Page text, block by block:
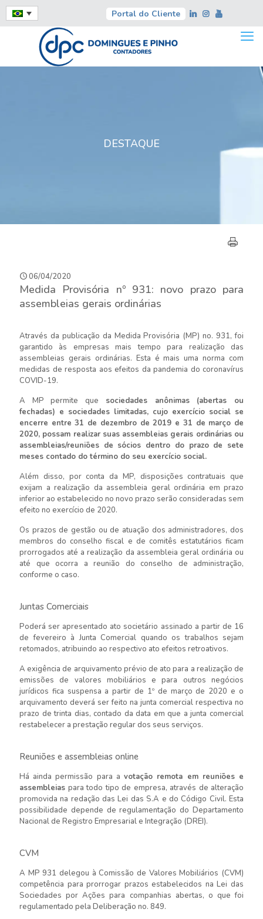
Portal do Cliente
DESTAQUE
06/04/2020
Medida Provisória nº 931: novo prazo para
assembleias gerais ordinárias
Através da publicação da Medida Provisória (MP) no. 931, foi
garantido às empresas mais tempo para realização das
assembleias gerais ordinárias. Esta é mais uma norma com
medidas de resposta aos efeitos da pandemia do coronavírus
COVID-19.
A MP permite que sociedades anônimas (abertas ou
fechadas) e sociedades limitadas, cujo exercício social se
encerre entre 31 de dezembro de 2019 e 31 de março de
2020, possam realizar suas assembleias gerais ordinárias ou
assembleias/reuniões de sócios dentro do prazo de sete
meses contado do término do seu exercício social.
Além disso, por conta da MP, disposições contratuais que
exijam a realização da assembleia geral ordinária em prazo
inferior ao estabelecido no novo prazo serão consideradas sem
efeito no exercício de 2020.
Os prazos de gestão ou de atuação dos administradores, dos
membros do conselho fiscal e de comitês estatutários ficam
prorrogados até a realização da assembleia geral ordinária ou
até que ocorra a reunião do conselho de administração,
conforme o caso.
Juntas Comerciais
Poderá ser apresentado ato societário assinado a partir de 16
de fevereiro à Junta Comercial quando os trabalhos sejam
retomados, atribuindo ao respectivo ato efeitos retroativos.
A exigência de arquivamento prévio de ato para a realização de
emissões de valores mobiliários e para outros negócios
jurídicos fica suspensa a partir de 1º de março de 2020 e o
arquivamento deverá ser feito na junta comercial respectiva no
prazo de trinta dias, contado da data em que a junta comercial
restabelecer a prestação regular dos seus serviços.
Reuniões e assembleias online
Há ainda permissão para avotação remota em reuniões e
assembleias para todo tipo de empresa, através de alteração
promovida na redação das Lei das S.A e do Código Civil. Esta
possibilidade depende de regulamentação do Departamento
Nacional de Registro Empresarial e Integração (DREI).
CVM
A MP 931 delegou à Comissão de Valores Mobiliários (CVM)
competência para prorrogar prazos estabelecidos na Lei das
Sociedades por Ações para companhias abertas, o que foi
regulamentado pela Deliberação no. 849.